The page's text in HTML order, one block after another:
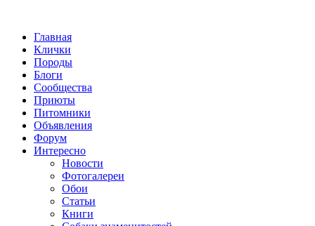
Главная
Клички
Породы
Блоги
Сообщества
Приюты
Питомники
Объявления
Форум
Интересно
Новости
Фотогалереи
Обои
Статьи
Книги